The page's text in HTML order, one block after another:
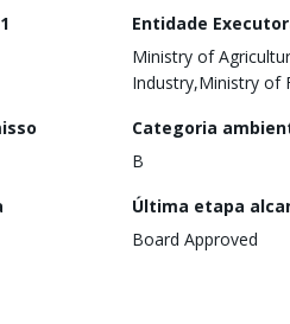
1
Entidade
Ministry of
Industry,Ministry of
Categoria
B
Última etapa
Board Approved